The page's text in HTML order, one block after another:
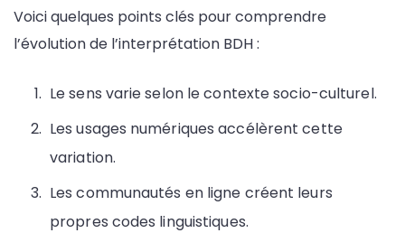
Voici quelques points clés pour comprendre
l’évolution de l’interprétation BDH :
Le sens varie selon le contexte socio-culturel.
Les usages numériques accélèrent cette
variation.
Les communautés en ligne créent leurs
propres codes linguistiques.